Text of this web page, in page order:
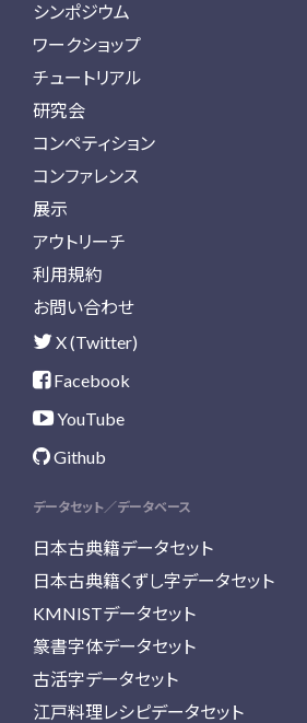
シンポジウム
ワークショップ
チュートリアル
研究会
コンペティション
コンファレンス
展示
アウトリーチ
利用規約
お問い合わせ
X (Twitter)
Facebook
YouTube
Github
データセット／データベース
日本古典籍データセット
日本古典籍くずし字データセット
KMNISTデータセット
篆書字体データセット
古活字データセット
江戸料理レシピデータセット